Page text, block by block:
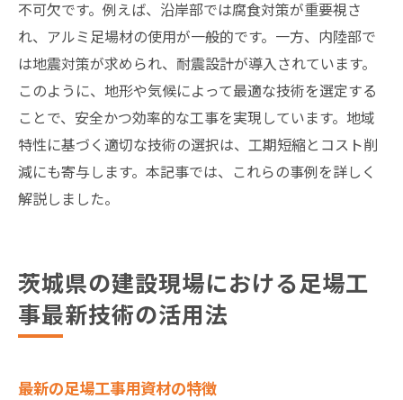
不可欠です。例えば、沿岸部では腐食対策が重要視さ
れ、アルミ足場材の使用が一般的です。一方、内陸部で
は地震対策が求められ、耐震設計が導入されています。
このように、地形や気候によって最適な技術を選定する
ことで、安全かつ効率的な工事を実現しています。地域
特性に基づく適切な技術の選択は、工期短縮とコスト削
減にも寄与します。本記事では、これらの事例を詳しく
解説しました。
茨城県の建設現場における足場工
事最新技術の活用法
最新の足場工事用資材の特徴